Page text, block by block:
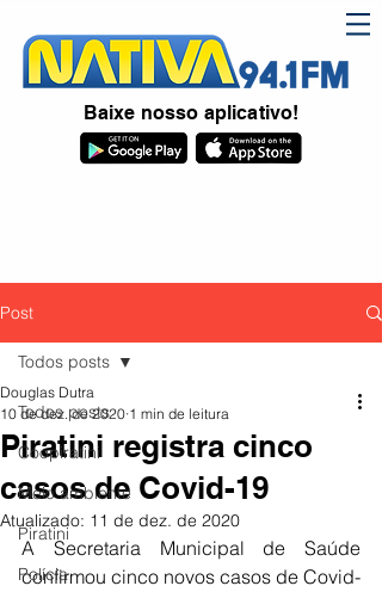
Baixe nosso aplicativo!
Post
Todos posts
Coopiratini
Meio ambiente
Piratini
Polícia
Todos posts
Piratini registra cinco
casos de Covid-19
Douglas Dutra
10 de dez. de 2020 1 min de leitura
Atualizado: 11 de dez. de 2020
A Secretaria Municipal de Saúde
confirmou cinco novos casos de Covid-